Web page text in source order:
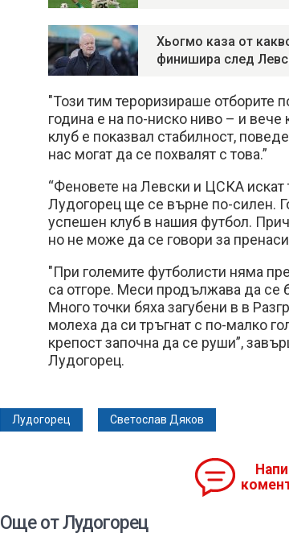
Хьогмо каза от
финишира след
"Този тим тероризираше отборите
година е на по-ниско ниво – и вече
клуб е показвал стабилност,
нас могат да се похвалят с това.”
“Феновете на Левски и ЦСКА
Лудогорец ще се върне по-силен.
успешен клуб в нашия футбол.
но не може да се говори за
"При големите футболисти няма
са отгоре. Меси продължава да се
Много точки бяха загубени в в
молеха да си тръгнат с по-малко
крепост започна да се руши”,
Лудогорец.
Лудогорец Светослав Дяков
Още от Лудогорец